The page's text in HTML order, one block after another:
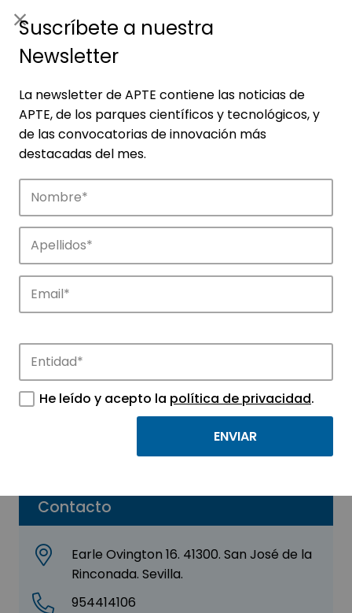
Empresas
Descubre las empresas que impulsan la
innovación en los parques de APTE.
Contacto
Earle Ovington 16. 41300. San José de la
Rinconada. Sevilla.
954414106
Aerotecnic
AERONÁUTICA - AUTOMOCIÓN
Suscríbete a nuestra
Newsletter
La newsletter de APTE contiene las noticias de
APTE, de los parques científicos y tecnológicos, y
de las convocatorias de innovación más
destacadas del mes.
He leído y acepto la política de privacidad.